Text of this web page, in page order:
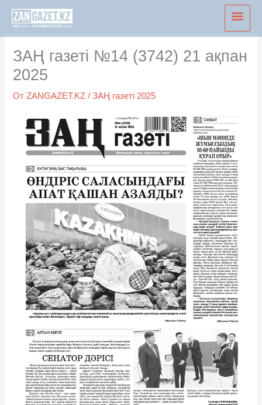
Перейти
содержимому
ЗАҢ газеті №14 (3742) 21 ақпан
2025
ОтZANGAZET.KZ/ЗАҢ газеті 2025